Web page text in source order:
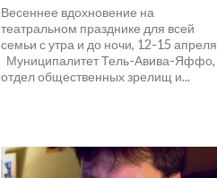
Весеннее вдохновение на
театральном празднике для всей
семьи с утра и до ночи, 12-15 апреля
Муниципалитет Тель-Авива-Яффо,
отдел общественных зрелищ и...